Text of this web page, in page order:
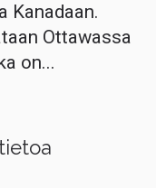
Kanadaan.
Ottawassa
on...